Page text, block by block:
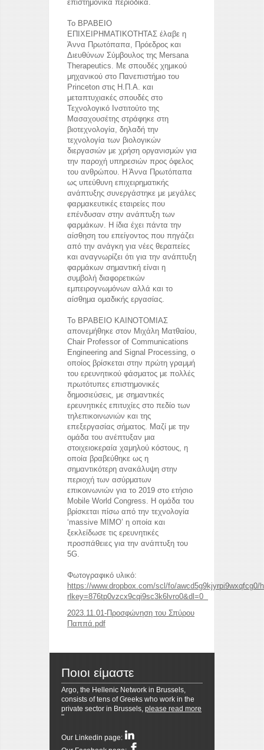
επιστημονικά περιοδικά.
Το ΒΡΑΒΕΙΟ
ΕΠΙΧΕΙΡΗΜΑΤΙΚΟΤΗΤΑΣ έλαβε η
Άννα Πρωτόπαπα, Πρόεδρος και
Διευθύνων Σύμβουλος της Mersana
Therapeutics. Με σπουδές χημικού
μηχανικού στο Πανεπιστήμιο του
Princeton στις Η.Π.Α. και
μεταπτυχιακές σπουδές στο
Τεχνολογικό Ινστιτούτο της
Μασαχουσέτης στράφηκε στη
βιοτεχνολογία, δηλαδή την
τεχνολογία των βιολογικών
διεργασιών με χρήση οργανισμών για
την παροχή υπηρεσιών προς όφελος
του ανθρώπου. Η Άννα Πρωτόπαπα
ως υπεύθυνη επιχειρηματικής
ανάπτυξης συνεργάστηκε με μεγάλες
φαρμακευτικές εταιρείες που
επένδυσαν στην ανάπτυξη των
φαρμάκων. Η ίδια έχει πάντα την
αίσθηση του επείγοντος που πηγάζει
από την ανάγκη για νέες θεραπείες
και αναγνωρίζει ότι για την ανάπτυξη
φαρμάκων σημαντική είναι η
συμβολή διαφορετικών
εμπειρογνωμόνων αλλά και το
αίσθημα ομαδικής εργασίας.
Το ΒΡΑΒΕΙΟ ΚΑΙΝΟΤΟΜΙΑΣ
απονεμήθηκε στον Μιχάλη Ματθαίου,
Chair Professor of Communications
Engineering and Signal Processing, ο
οποίος βρίσκεται στην πρώτη γραμμή
του ερευνητικού φάσματος με πολλές
πρωτότυπες επιστημονικές
δημοσιεύσεις, με σημαντικές
ερευνητικές επιτυχίες στο πεδίο των
τηλεπικοινωνιών και της
επεξεργασίας σήματος. Μαζί με την
ομάδα του ανέπτυξαν μια
στοιχειοκεραία χαμηλού κόστους, η
οποία βραβεύθηκε ως η
σημαντικότερη ανακάλυψη στην
περιοχή των ασύρματων
επικοινωνιών για το 2019 στο ετήσιο
Mobile World Congress. Η ομάδα του
βρίσκεται πίσω από την τεχνολογία
‘massive ΜΙΜΟ’ η οποία και
ξεκλείδωσε τις ερευνητικές
προσπάθειες για την ανάπτυξη του
5G.
Φωτογραφικό υλικό:
https://www.dropbox.com/scl/fo/awcd5g9kjyrpi9wxqfcg0/
rlkey=876tp0vzcx9cqi9sc3k6lvro0&dl=0
2023.11.01-Προσφώνηση του Σπύρου
Παππά.pdf
Ποιοι είμαστε
Argo, the Hellenic Network in Brussels,
consists of tens of Greeks who work in the
private sector in Brussels, please read more
Our Linkedin page:
reddit videos download